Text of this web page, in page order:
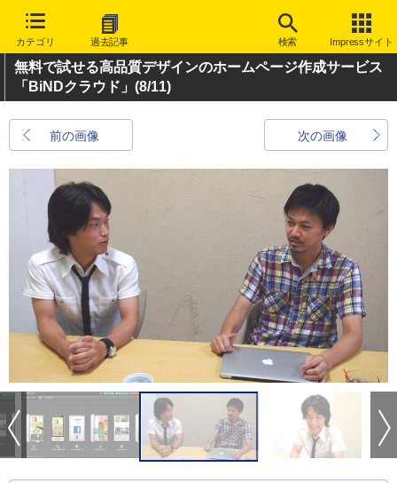
カテゴリ 過去記事 検索 Impressサイト
無料で試せる高品質デザインのホームページ作成サービス
「BiNDクラウド」 (8/11)
前の画像 次の画像